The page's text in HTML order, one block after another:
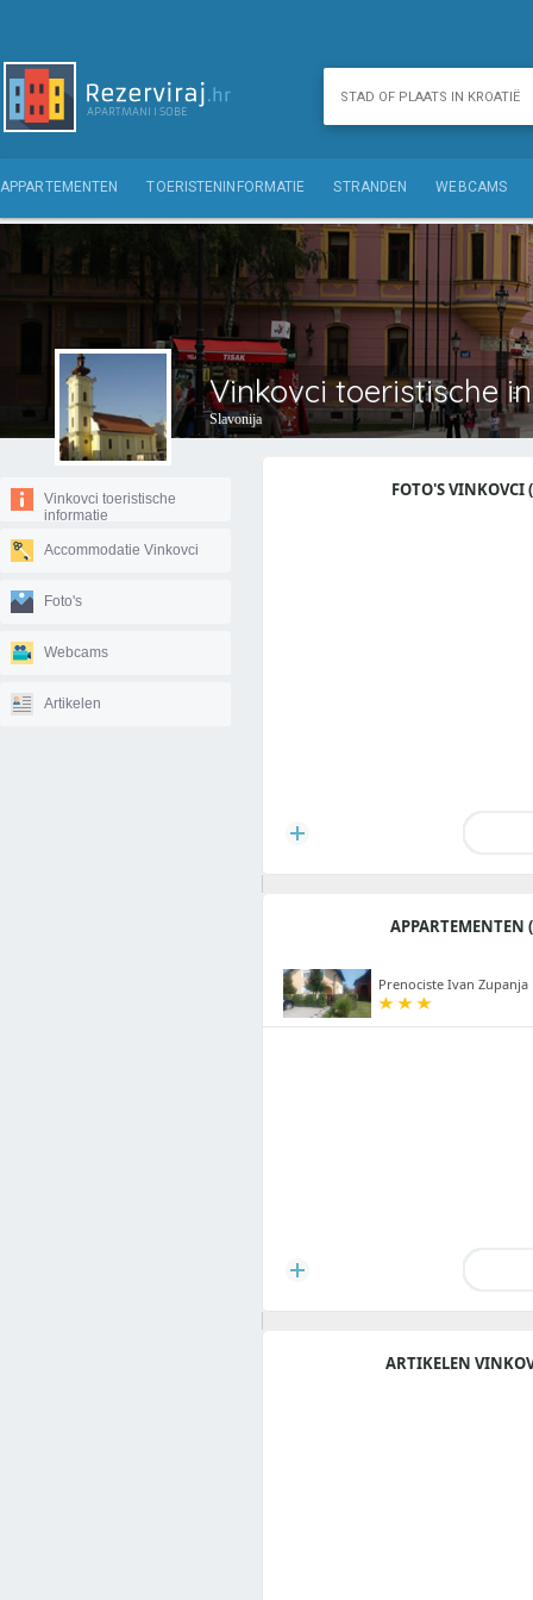
APPARTEMENTEN TOERISTENINFORMATIE STRANDEN WEBCAMS
Vinkovci toeristische
Slavonija
Vinkovci toeristische
informatie
Accommodatie Vinkovci
Foto's
Webcams
Artikelen
FOTO'S VINKOVCI
APPARTEMENTEN
Prenociste Ivan Zupanja
ARTIKELEN